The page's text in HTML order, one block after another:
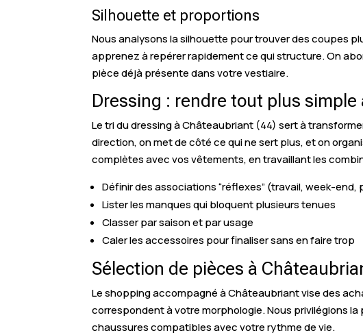
Silhouette et proportions
Nous analysons la silhouette pour trouver des coupes
apprenez à repérer rapidement ce qui structure. On
pièce déjà présente dans votre vestiaire.
Dressing : rendre tout plus
Le tri du dressing à Châteaubriant (44) sert à
direction, on met de côté ce qui ne sert plus, et on
complètes avec vos vêtements, en travaillant les
Définir des associations “réflexes” (travail, week-end,
Lister les manques qui bloquent plusieurs tenues
Classer par saison et par usage
Caler les accessoires pour finaliser sans en faire trop
Sélection de pièces à
Le shopping accompagné à Châteaubriant vise des
correspondent à votre morphologie. Nous privilégions
chaussures compatibles avec votre rythme de vie.